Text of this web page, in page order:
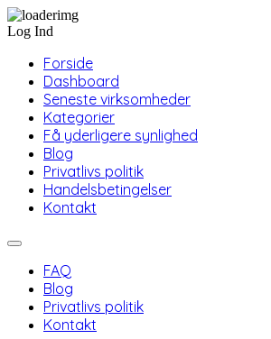
Log Ind
Forside
Dashboard
Seneste virksomheder
Kategorier
Få yderligere synlighed
Blog
Privatlivs politik
Handelsbetingelser
Kontakt
FAQ
Blog
Privatlivs politik
Kontakt